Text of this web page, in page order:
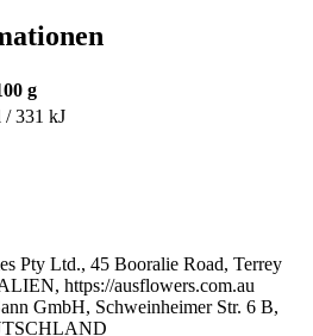
g
/ 331 kJ
Pty Ltd., 45 Booralie Road, Terrey
https://ausflowers.com.au
GmbH, Schweinheimer Str. 6 B,